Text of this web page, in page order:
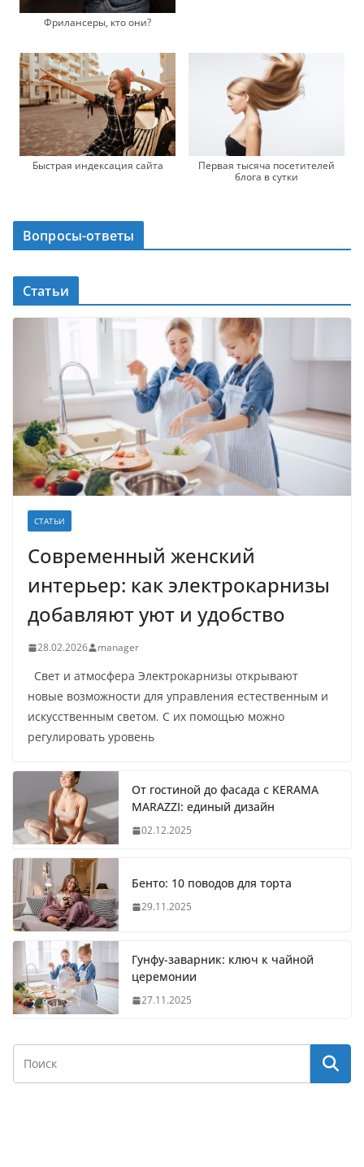
Фрилансеры, кто они?
Быстрая индексация сайта
Первая тысяча посетителей
блога в сутки
Вопросы-ответы
Статьи
СТАТЬИ
Современный женский
интерьер: как электрокарнизы
добавляют уют и удобство
28.02.2026 manager
Свет и атмосфера Электрокарнизы открывают
новые возможности для управления естественным и
искусственным светом. С их помощью можно
регулировать уровень
От гостиной до фасада с KERAMA
MARAZZI: единый дизайн
02.12.2025
Бенто: 10 поводов для торта
29.11.2025
Гунфу-заварник: ключ к чайной
церемонии
27.11.2025